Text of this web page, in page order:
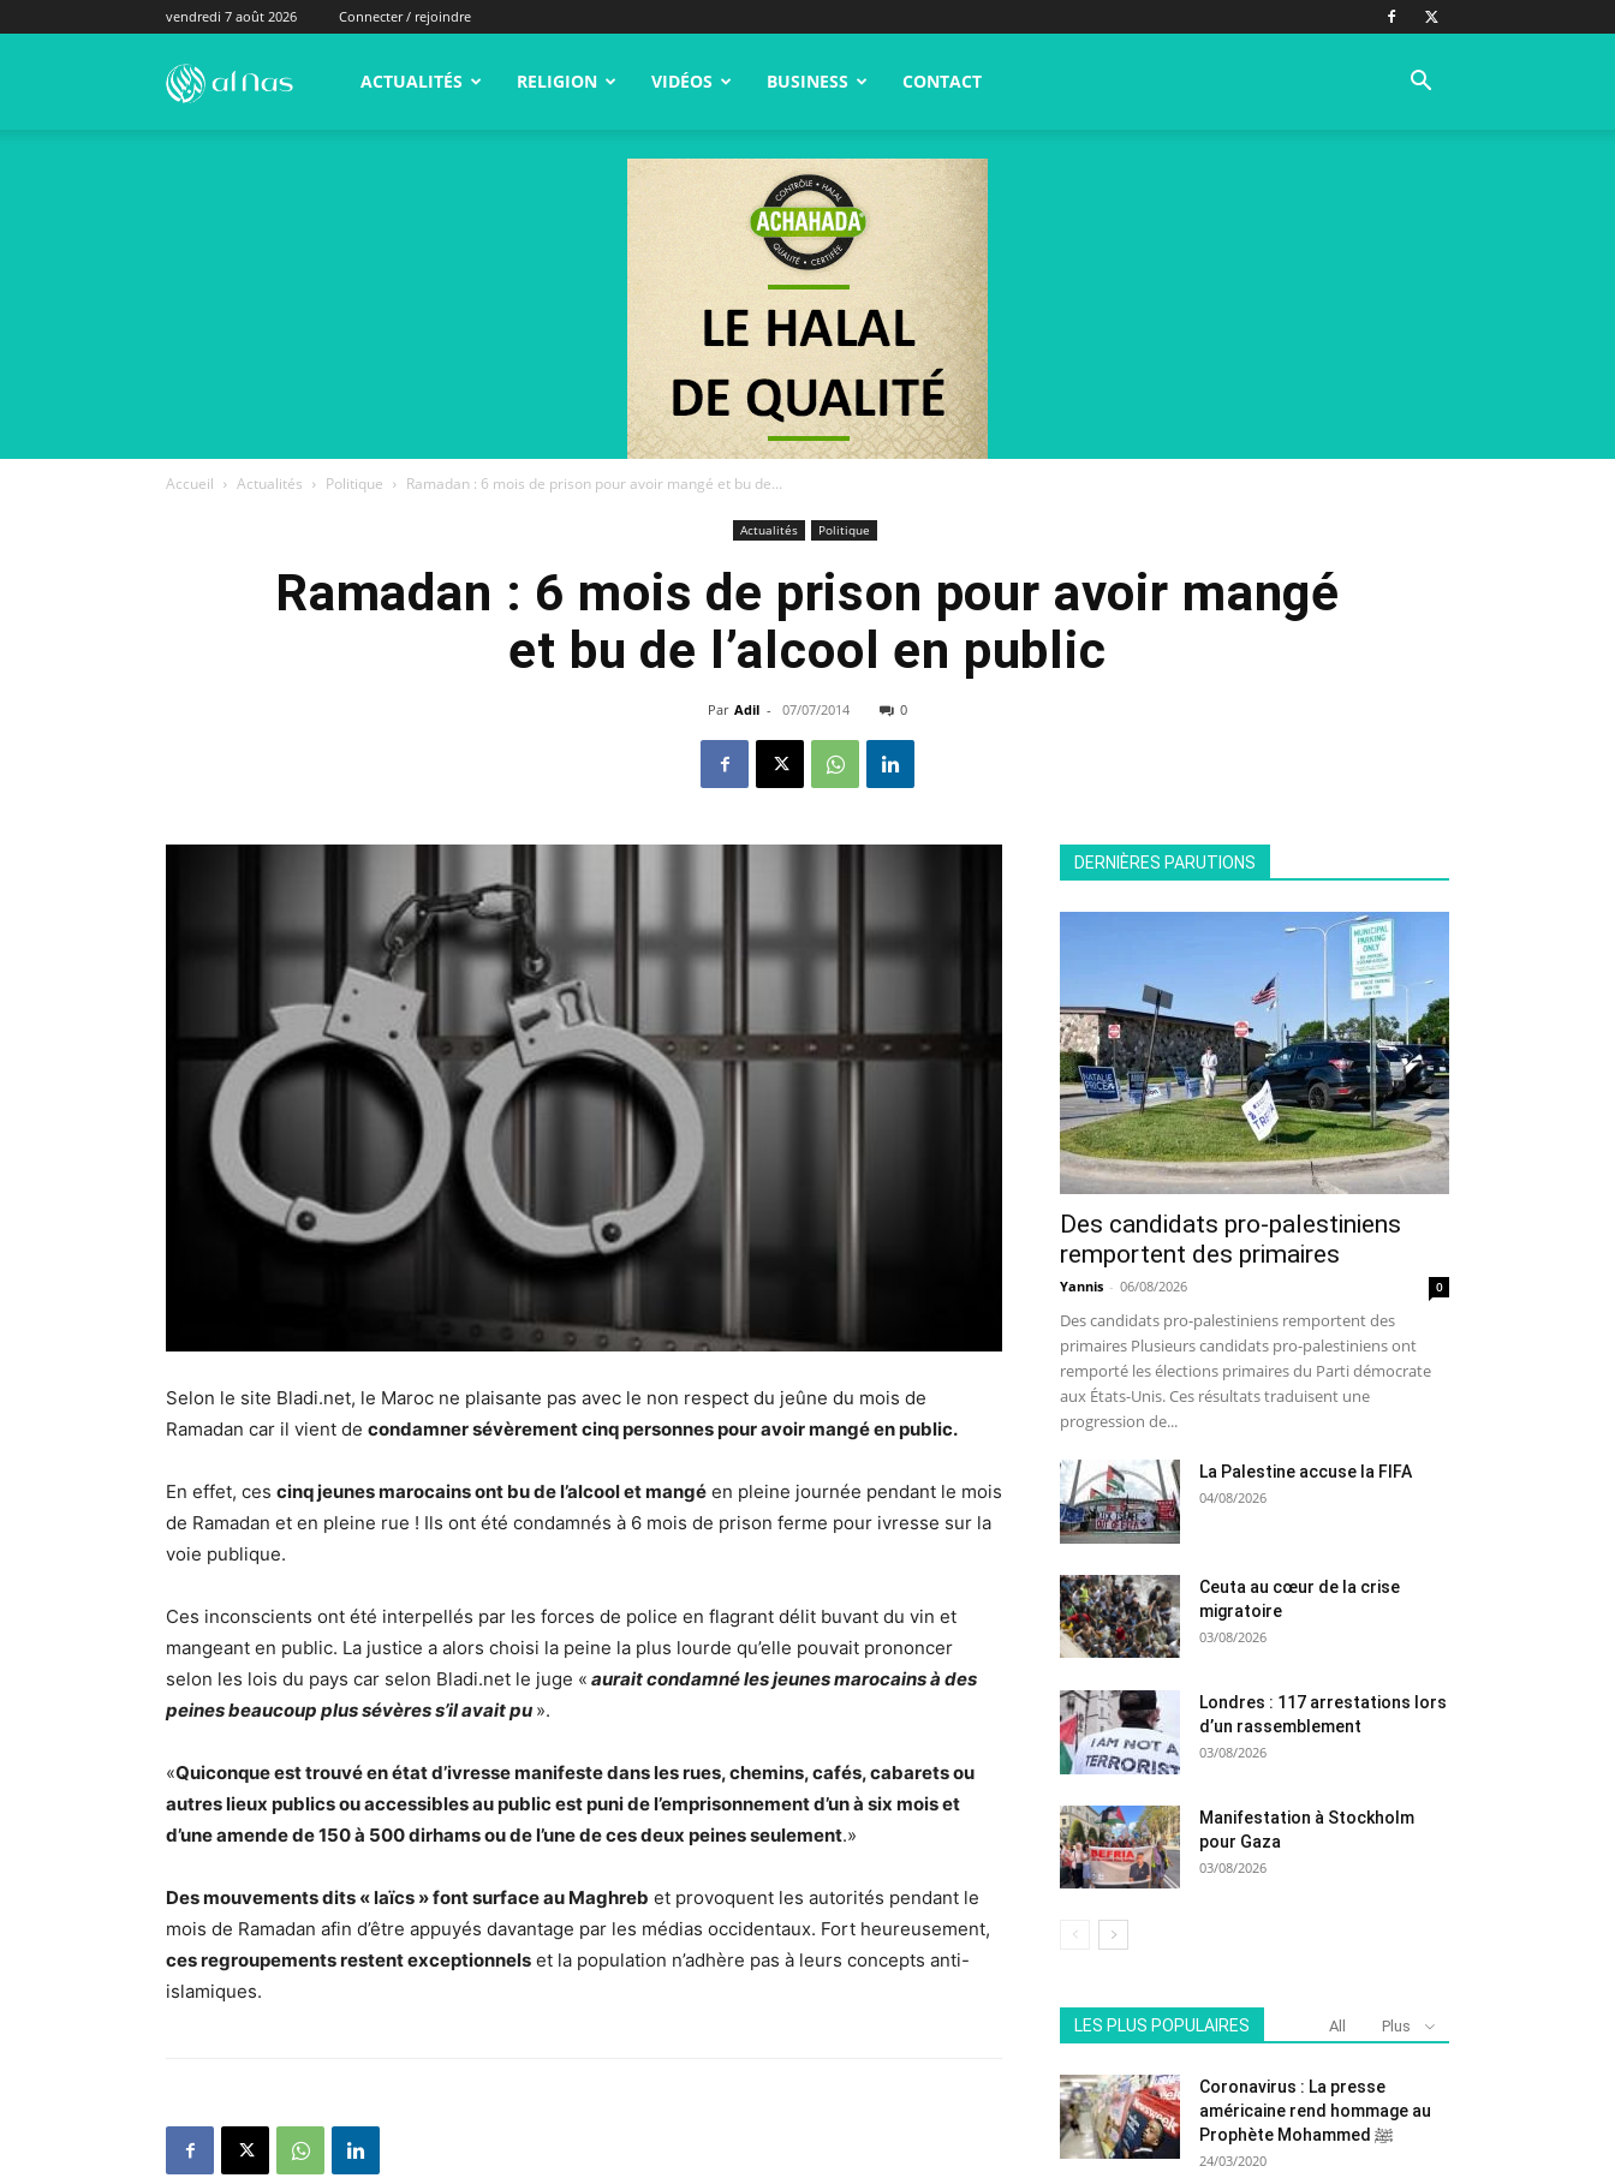
vendredi 7 août 2026 Connecter / rejoindre
alNas.fr ACTUALITÉS RELIGION VIDÉOS BUSINESS CONTACT
Accueil Actualités Politique Ramadan : 6 mois de prison pour avoir mangé et bu de...
Actualités Politique
Ramadan : 6 mois de prison pour avoir mangé
et bu de l’alcool en public
Par Adil - 07/07/2014 0
Selon le site Bladi.net, le Maroc ne plaisante pas avec le non respect du jeûne du mois de
Ramadan car il vient de condamner sévèrement cinq personnes pour avoir mangé en public.
En effet, ces cinq jeunes marocains ont bu de l’alcool et mangé en pleine journée pendant le mois
de Ramadan et en pleine rue ! Ils ont été condamnés à 6 mois de prison ferme pour ivresse sur la
voie publique.
Ces inconscients ont été interpellés par les forces de police en flagrant délit buvant du vin et
mangeant en public. La justice a alors choisi la peine la plus lourde qu’elle pouvait prononcer
selon les lois du pays car selon Bladi.net le juge « aurait condamné les jeunes marocains à des
peines beaucoup plus sévères s’il avait pu ».
«Quiconque est trouvé en état d’ivresse ma­nifeste dans les rues, chemins, cafés, cabarets ou
autres lieux publics ou accessibles au public est puni de l’emprisonnement d’un à six mois et
d’une amende de 150 à 500 dirhams ou de l’une de ces deux peines seulement.»
Des mouvements dits « laïcs » font surface au Maghreb et provoquent les autorités pendant le
mois de Ramadan afin d’être appuyés davantage par les médias occidentaux. Fort heureusement,
ces regroupements restent exceptionnels et la population n’adhère pas à leurs concepts anti-
islamiques.
DERNIÈRES PARUTIONS
Des candidats pro-palestiniens
remportent des primaires
Yannis - 06/08/2026 0
Des candidats pro-palestiniens remportent des
primaires Plusieurs candidats pro-palestiniens ont
remporté les élections primaires du Parti démocrate
aux États-Unis. Ces résultats traduisent une
progression de...
La Palestine accuse la FIFA
04/08/2026
Ceuta au cœur de la crise
migratoire
03/08/2026
Londres : 117 arrestations lors
d’un rassemblement
03/08/2026
Manifestation à Stockholm
pour Gaza
03/08/2026
LES PLUS POPULAIRES All Plus
Coronavirus : La presse
américaine rend hommage au
Prophète Mohammed ﷺ
24/03/2020